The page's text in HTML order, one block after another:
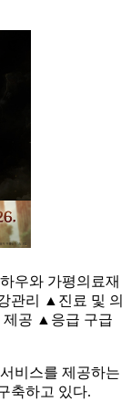
우와 가평의료재
관리 ▲진료 및 의
제공 ▲응급 구급
비스를 제공하는
축하고 있다.